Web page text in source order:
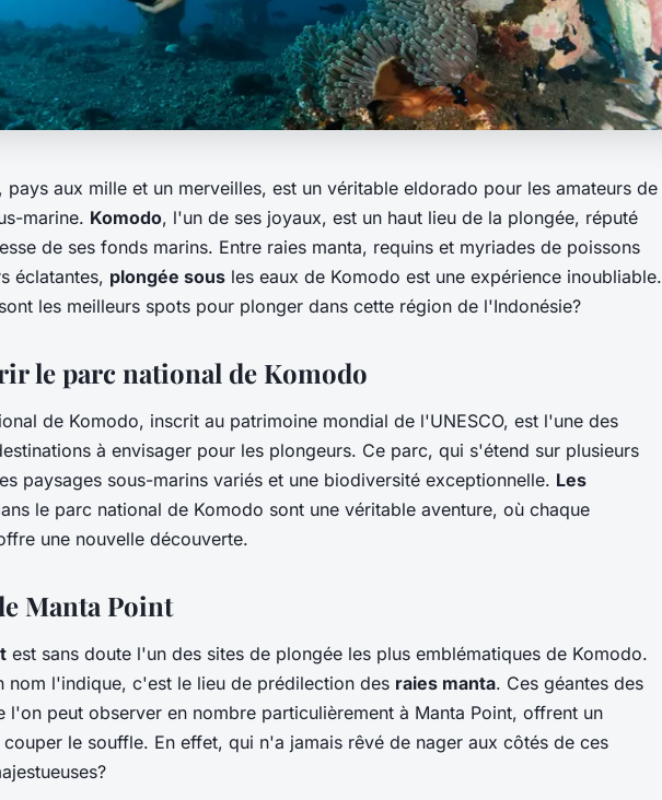
pays aux mille et un merveilles, est un véritable eldorado pour les amateurs de
marine. Komodo, l'un de ses joyaux, est un haut lieu de la plongée, réputé
de ses fonds marins. Entre raies manta, requins et myriades de poissons
éclatantes, plongée sous les eaux de Komodo est une expérience inoubliable.
les meilleurs spots pour plonger dans cette région de l'Indonésie?
le parc national de Komodo
de Komodo, inscrit au patrimoine mondial de l'UNESCO, est l'une des
à envisager pour les plongeurs. Ce parc, qui s'étend sur plusieurs
paysages sous-marins variés et une biodiversité exceptionnelle. Les
le parc national de Komodo sont une véritable aventure, où chaque
une nouvelle découverte.
Manta Point
est sans doute l'un des sites de plongée les plus emblématiques de Komodo.
nom l'indique, c'est le lieu de prédilection des raies manta. Ces géantes des
l'on peut observer en nombre particulièrement à Manta Point, offrent un
le souffle. En effet, qui n'a jamais rêvé de nager aux côtés de ces